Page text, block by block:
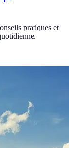
pratiques et